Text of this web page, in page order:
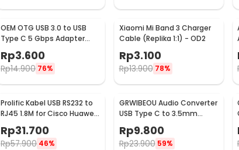
OEM OTG USB 3.0 to USB
Type C 5 Gbps Adapter
Conveter - US154
Rp3.600
Rp14.900 76%
Xiaomi Mi Band 3 Charger
Cable (Replika 1:1) - OD2
Rp3.100
Rp13.900 78%
Prolific Kabel USB RS232 to
RJ45 1.8M for Cisco Huawei
Server Router - PL2303RA
Rp31.700
Rp57.900 46%
GRWIBEOU Audio Converter
USB Type C to 3.5mm
Charger Port - GR35C
Rp9.800
Rp23.900 59%